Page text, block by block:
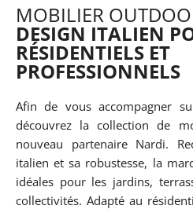
MOBILIER
DESIGN ITALIEN
RÉSIDENTIELS ET
PROFESSIONNELS
Afin de vous accompagner
découvrez la collection de
nouveau partenaire Nardi.
italien et sa robustesse, la
idéales pour les jardins,
collectivités. Adapté au